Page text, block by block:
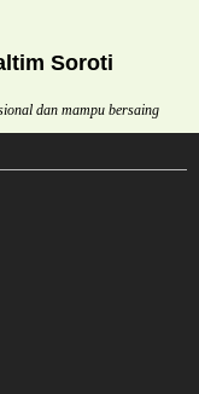
Soroti
dan mampu bersaing